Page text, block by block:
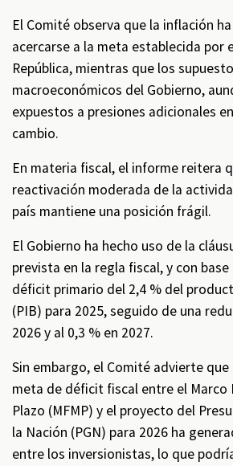
El Comité observa que la inflación
acercarse a la meta establecida por
República, mientras que los
macroeconómicos del Gobierno,
expuestos a presiones adicionales
cambio.
En materia fiscal, el informe reitera
reactivación moderada de la
país mantiene una posición frágil.
El Gobierno ha hecho uso de la
prevista en la regla fiscal, y con
déficit primario del 2,4 % del
(PIB) para 2025, seguido de una
2026 y al 0,3 % en 2027.
Sin embargo, el Comité advierte
meta de déficit fiscal entre el Marco
Plazo (MFMP) y el proyecto del
la Nación (PGN) para 2026 ha
entre los inversionistas, lo que